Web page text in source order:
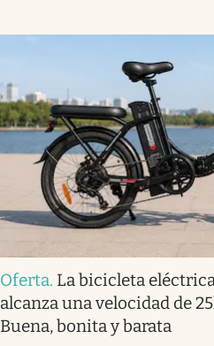
Oferta. La bicicleta
alcanza una velocidad de
Buena, bonita y barata